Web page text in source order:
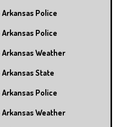
Police
Police
Weather
State
Police
Weather